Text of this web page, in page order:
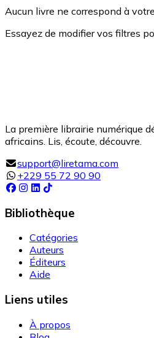
Aucun livre ne correspond à
Essayez de modifier vos filtres
La première librairie numérique
africains. Lis, écoute, découvre.
support@liretama.com
+229 55 72 90 90
Bibliothèque
Catégories
Auteurs
Éditeurs
Aide
Liens utiles
À propos